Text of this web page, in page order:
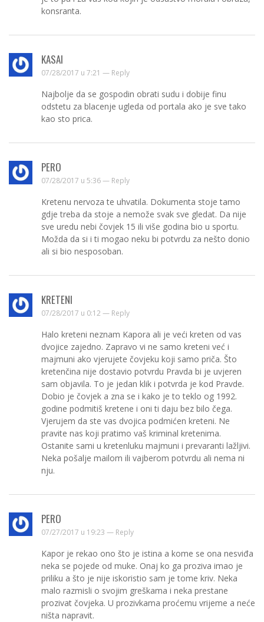
konsranta.
KASAI
07/28/2017 u 7:21 — Reply
Najbolje da se gospodin obrati sudu i dobije finu
odstetu za blacenje ugleda od portala ako je sve tako
kao sto prica.
PERO
07/28/2017 u 5:36 — Reply
Kretenu nervoza te uhvatila. Dokumenta stoje tamo
gdje treba da stoje a nemože svak sve gledat. Da nije
sve uredu nebi čovjek 15 ili više godina bio u sportu.
Možda da si i ti mogao neku bi potvrdu za nešto donio
ali si bio nesposoban.
KRETENI
07/28/2017 u 0:12 — Reply
Halo kreteni neznam Kapora ali je veći kreten od vas
dvojice zajedno. Zapravo vi ne samo kreteni već i
majmuni ako vjerujete čovjeku koji samo priča. Što
kretenčina nije dostavio potvrdu Pravda bi je uvjeren
sam objavila. To je jedan klik i potvrda je kod Pravde.
Dobio je čovjek a zna se i kako je to teklo og 1992.
godine podmitiš kretene i oni ti daju bez bilo čega.
Vjerujem da ste vas dvojica podmićen kreteni. Ne
pravite nas koji pratimo vaš kriminal kretenima.
Ostanite sami u kretenluku majmuni i prevaranti lažljivi.
Neka pošalje mailom ili vajberom potvrdu ali nema ni
nju.
PERO
07/27/2017 u 19:23 — Reply
Kapor je rekao ono što je istina a kome se ona nesviđa
neka se pojede od muke. Onaj ko ga proziva imao je
priliku a što je nije iskoristio sam je tome kriv. Neka
malo razmisli o svojim greškama i neka prestane
prozivat čovjeka. U prozivkama proćemu vrijeme a neće
ništa napravit.